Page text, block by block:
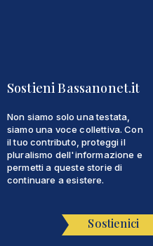
Sostieni Bassanonet.it
Non siamo solo una testata,
siamo una voce collettiva. Con
il tuo contributo, proteggi il
pluralismo dell'informazione e
permetti a queste storie di
continuare a esistere.
Sostienici